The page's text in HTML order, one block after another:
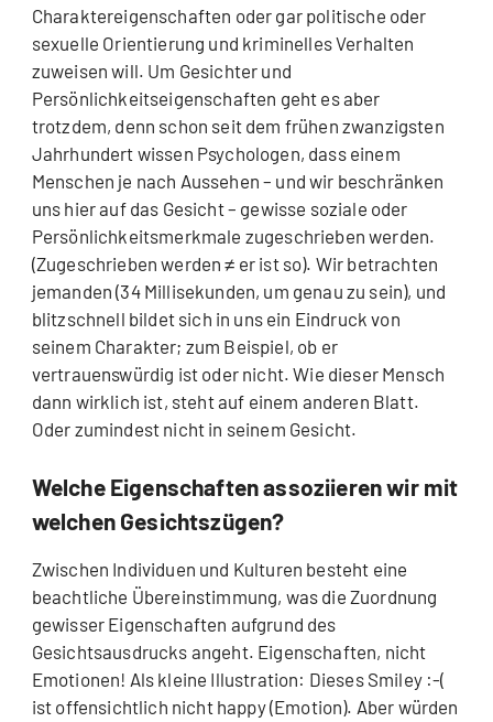
Charaktereigenschaften oder gar politische oder
sexuelle Orientierung und kriminelles Verhalten
zuweisen will. Um Gesichter und
Persönlichkeitseigenschaften geht es aber
trotzdem, denn schon seit dem frühen zwanzigsten
Jahrhundert wissen Psychologen, dass einem
Menschen je nach Aussehen – und wir beschränken
uns hier auf das Gesicht – gewisse soziale oder
Persönlichkeitsmerkmale zugeschrieben werden.
(Zugeschrieben werden ≠ er ist so). Wir betrachten
jemanden (34 Millisekunden, um genau zu sein), und
blitzschnell bildet sich in uns ein Eindruck von
seinem Charakter; zum Beispiel, ob er
vertrauenswürdig ist oder nicht. Wie dieser Mensch
dann wirklich ist, steht auf einem anderen Blatt.
Oder zumindest nicht in seinem Gesicht.
Welche Eigenschaften assoziieren wir mit
welchen Gesichtszügen?
Zwischen Individuen und Kulturen besteht eine
beachtliche Übereinstimmung, was die Zuordnung
gewisser Eigenschaften aufgrund des
Gesichtsausdrucks angeht. Eigenschaften, nicht
Emotionen! Als kleine Illustration: Dieses Smiley :-(
ist offensichtlich nicht happy (Emotion). Aber würden